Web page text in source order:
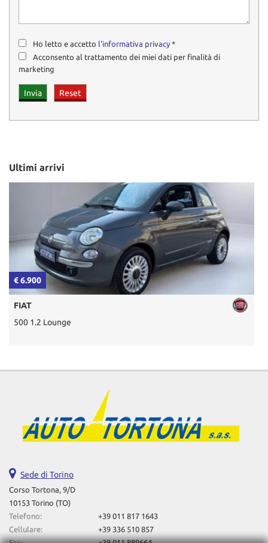
Ho letto e accetto l'informativa privacy *
Acconsento al trattamento dei miei dati per finalità di
marketing
Ultimi arrivi
€ 6.900
FIAT
500 1.2 Lounge
Sede di Torino
Corso Tortona, 9/D
10153 Torino (TO)
Telefono:
+39 011 817 1643
Cellulare:
+39 336 510 857